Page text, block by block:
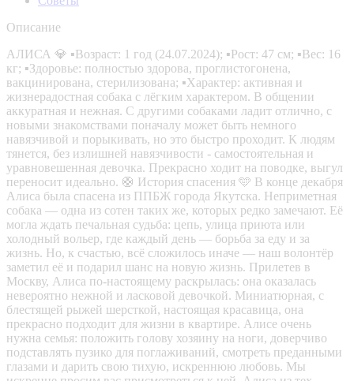
Описание
АЛИСА 💎 ▪️Возраст: 1 год (24.07.2024); ▪️Рост: 47 см; ▪️Вес: 16
кг; ▪️Здоровье: полностью здорова, проглистогонена,
вакцинирована, стерилизована; ▪️Характер: активная и
жизнерадостная собака с лёгким характером. В общении
аккуратная и нежная. С другими собаками ладит отлично, с
новыми знакомствами поначалу может быть немного
навязчивой и порыкивать, но это быстро проходит. К людям
тянется, без излишней навязчивости - самостоятельная и
уравновешенная девочка. Прекрасно ходит на поводке, выгул
переносит идеально. 🛟 История спасения 🩵 В конце декабря
Алиса была спасена из ППБЖ города Якутска. Неприметная
собака — одна из сотен таких же, которых редко замечают. Её
могла ждать печальная судьба: цепь, улица приюта или
холодный вольер, где каждый день — борьба за еду и за
жизнь. Но, к счастью, всё сложилось иначе — наш волонтёр
заметил её и подарил шанс на новую жизнь. Прилетев в
Москву, Алиса по-настоящему раскрылась: она оказалась
невероятно нежной и ласковой девочкой. Миниатюрная, с
блестящей рыжей шерсткой, настоящая красавица, она
прекрасно подходит для жизни в квартире. Алисе очень
нужна семья: положить голову хозяину на ноги, доверчиво
подставлять пузико для поглаживаний, смотреть преданными
глазами и дарить свою тихую, искреннюю любовь. Мы